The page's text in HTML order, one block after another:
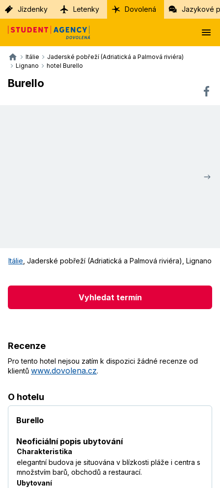
Jízdenky Letenky Dovolená Jazykové
Itálie
Jaderské pobřeží (Adriatická a Palmová riviéra)
Lignano
hotel Burello
Burello
Itálie Jaderské pobřeží (Adriatická a Palmová riviéra) Lignano
Vyhledat termín
Recenze
Pro tento hotel nejsou zatím k dispozici žádné recenze od
klientů www.dovolena.cz.
O hotelu
Burello
Neoficiální popis ubytování
Charakteristika
elegantní budova je situována v blízkosti pláže i centra s
množstvím barů, obchodů a restaurací.
Ubytovaní